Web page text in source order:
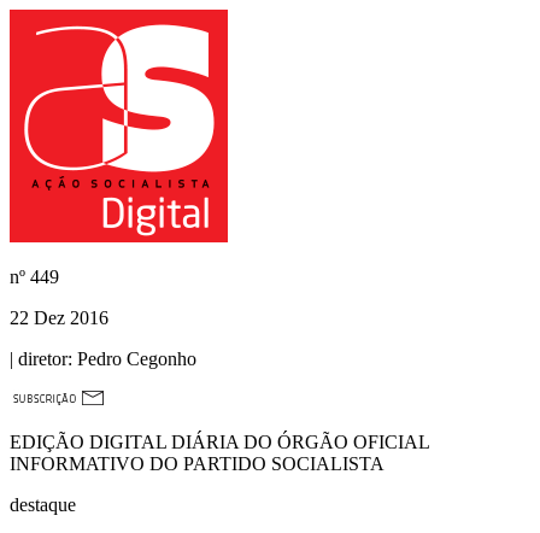
nº 449
22 Dez 2016
| diretor: Pedro Cegonho
EDIÇÃO DIGITAL DIÁRIA DO ÓRGÃO OFICIAL
INFORMATIVO DO PARTIDO SOCIALISTA
destaque